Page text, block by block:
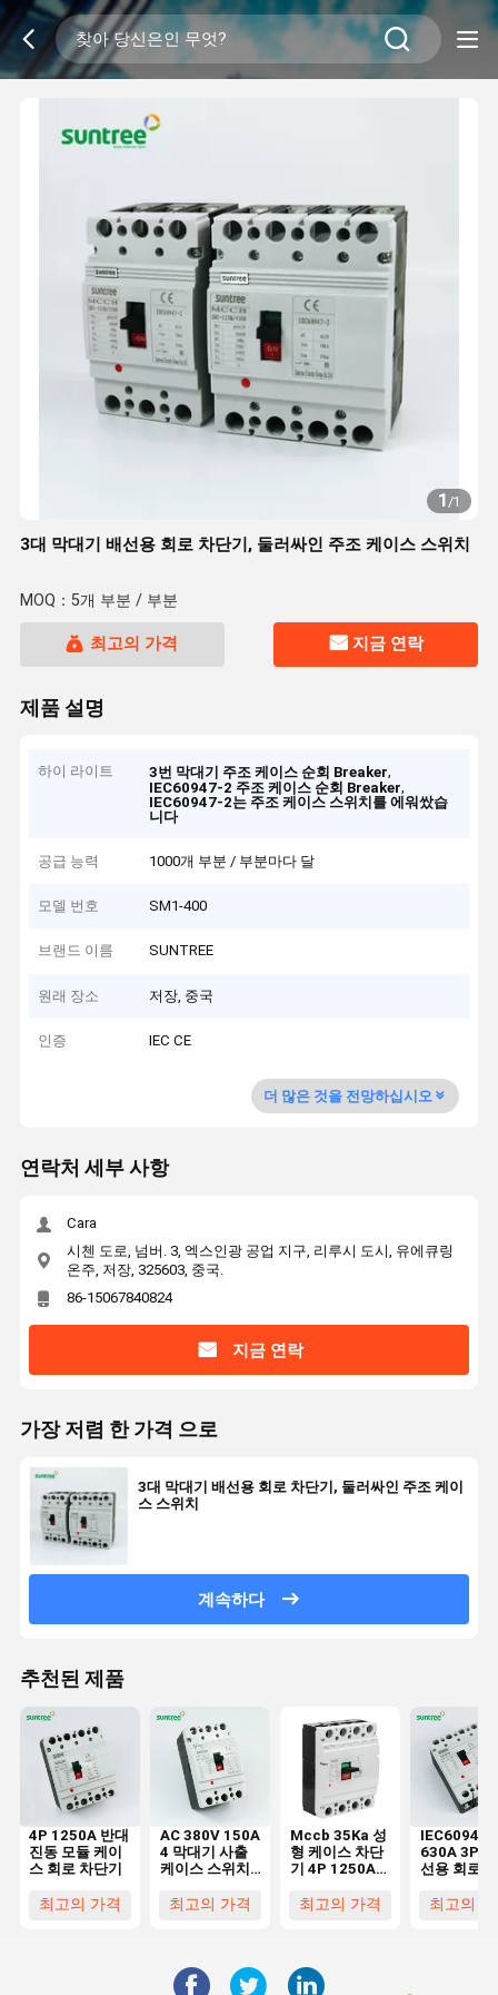
1/1
3대 막대기 배선용 회로 차단기, 둘러싸인 주조 케이스 스위치
MOQ：5개 부분 / 부분
최고의 가격 지금 연락
제품 설명
하이 라이트 3번 막대기 주조 케이스 순회 Breaker,
IEC60947-2 주조 케이스 순회 Breaker,
IEC60947-2는 주조 케이스 스위치를 에워쌌습
니다
공급 능력 1000개 부분 / 부분마다 달
모델 번호 SM1-400
브랜드 이름 SUNTREE
원래 장소 저장, 중국
인증 IEC CE
더 많은 것을 전망하십시오
연락처 세부 사항
Cara
시첸 도로, 넘버. 3, 엑스인광 공업 지구, 리루시 도시, 유에큐링
온주, 저장, 325603, 중국.
86-15067840824
지금 연락
가장 저렴 한 가격 으로
3대 막대기 배선용 회로 차단기, 둘러싸인 주조 케이
스 스위치
계속하다
추천된 제품
4P 1250A 반대
진동 모듈 케이
스 회로 차단기
최고의 가격
AC 380V 150A
4 막대기 사출
케이스 스위치
최고의 가격
Mccb 35Ka 성
형 케이스 차단
기 4P 1250A
최고의 가격
IEC60947
630A 3P
선용 회로
최고의